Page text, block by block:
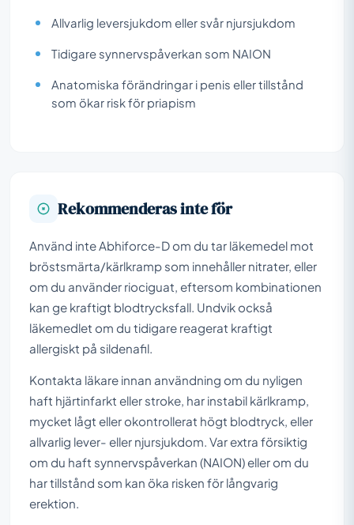
Allvarlig leversjukdom eller svår njursjukdom
Tidigare synnervspåverkan som NAION
Anatomiska förändringar i penis eller tillstånd
som ökar risk för priapism
Rekommenderas inte för
Använd inte Abhiforce-D om du tar läkemedel mot
bröstsmärta/kärlkramp som innehåller nitrater, eller
om du använder riociguat, eftersom kombinationen
kan ge kraftigt blodtrycksfall. Undvik också
läkemedlet om du tidigare reagerat kraftigt
allergiskt på sildenafil.
Kontakta läkare innan användning om du nyligen
haft hjärtinfarkt eller stroke, har instabil kärlkramp,
mycket lågt eller okontrollerat högt blodtryck, eller
allvarlig lever- eller njursjukdom. Var extra försiktig
om du haft synnervspåverkan (NAION) eller om du
har tillstånd som kan öka risken för långvarig
erektion.